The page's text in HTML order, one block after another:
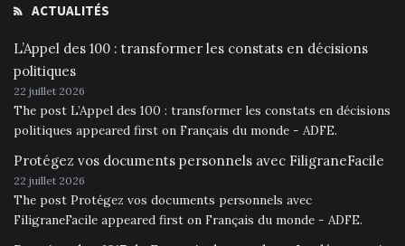
ACTUALITÉS
L’Appel des 100 : transformer les constats en décisions
politiques
22 juillet 2026
The post L’Appel des 100 : transformer les constats en décisions
politiques appeared first on Français du monde - ADFE.
Protégez vos documents personnels avec FiligraneFacile
22 juillet 2026
The post Protégez vos documents personnels avec
FiligraneFacile appeared first on Français du monde - ADFE.